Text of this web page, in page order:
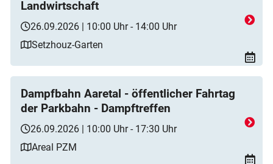
Landwirtschaft
26.09.2026 | 10:00 Uhr - 14:00 Uhr
Setzhouz-Garten
Dampfbahn Aaretal - öffentlicher Fahrtag
der Parkbahn - Dampftreffen
26.09.2026 | 10:00 Uhr - 17:30 Uhr
Areal PZM